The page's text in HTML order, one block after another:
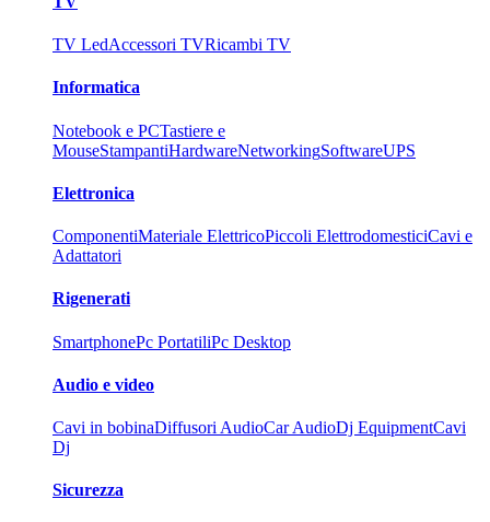
TV LedAccessori TVRicambi TV
Informatica
Notebook e PCTastiere e
MouseStampantiHardwareNetworkingSoftwareUPS
Elettronica
ComponentiMateriale ElettricoPiccoli ElettrodomesticiCavi e
Adattatori
Rigenerati
SmartphonePc PortatiliPc Desktop
Audio e video
Cavi in bobinaDiffusori AudioCar AudioDj EquipmentCavi
Dj
Sicurezza